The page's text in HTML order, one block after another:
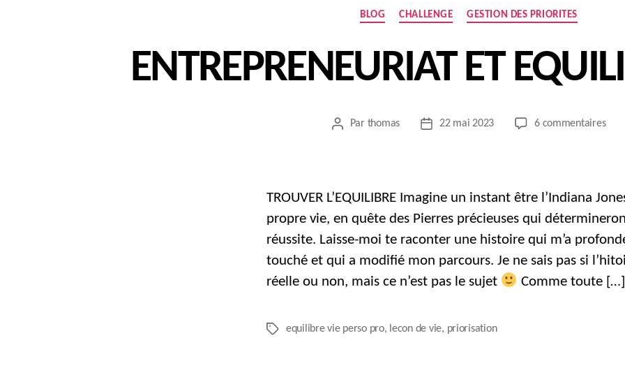
Catégories
BLOG CHALLENGE GESTION DES PRIORITES
ENTREPRENEURIAT ET
Auteur
Par thomas
Date22 mai 2023 6 commentairessur
TROUVER L’EQUILIBRE Imagine un instant être l’Indiana
propre vie, en quête des Pierres précieuses qui
réussite. Laisse-moi te raconter une histoire qui m’a
touché et qui a modifié mon parcours. Je ne sais pas si
réelle ou non, mais ce n’est pas le sujet
Comme toute […]
Étiquettes
equilibre vie perso pro, lecon de vie, priorisation